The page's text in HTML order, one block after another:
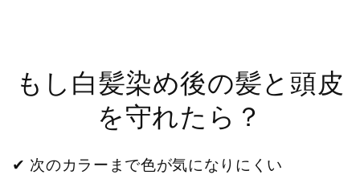
もし白髪染め後の髪と頭皮
を守れたら？
✔ 次のカラーまで色が気になりにくい